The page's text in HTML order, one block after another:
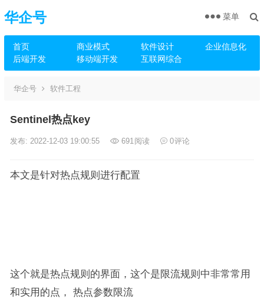
华企号
首页 商业模式 软件设计
企业信息化
后端开发
移动端开发 互联网综合
菜单
华企号 软件工程
Sentinel热点key
发布: 2022-12-03 19:00:55 691阅读 0评论
本文是针对热点规则进行配置
这个就是热点规则的界面，这个是限流规则中非常常用
和实用的点，​ ​热点参数限流​​